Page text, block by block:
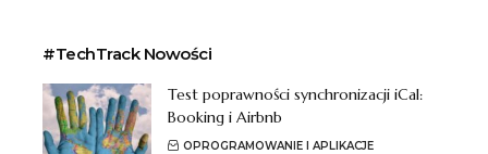
#TechTrack Nowości
Test poprawności synchronizacji iCal:
Booking i Airbnb
OPROGRAMOWANIE I APLIKACJE